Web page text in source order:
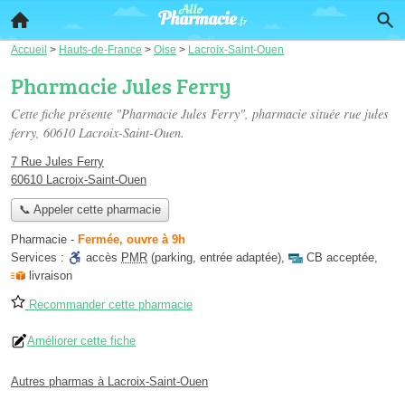
Accueil > Hauts-de-France > Oise > Lacroix-Saint-Ouen
Pharmacie Jules Ferry
Cette fiche présente "Pharmacie Jules Ferry", pharmacie située rue jules
ferry, 60610 Lacroix-Saint-Ouen.
7 Rue Jules Ferry
60610 Lacroix-Saint-Ouen
📞 Appeler cette pharmacie
Pharmacie - Fermée, ouvre à 9h
Services :
accès PMR (parking, entrée adaptée), CB acceptée,
livraison
Recommander cette pharmacie
Améliorer cette fiche
Autres pharmas à Lacroix-Saint-Ouen